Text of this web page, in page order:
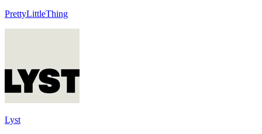
PrettyLittleThing
Lyst